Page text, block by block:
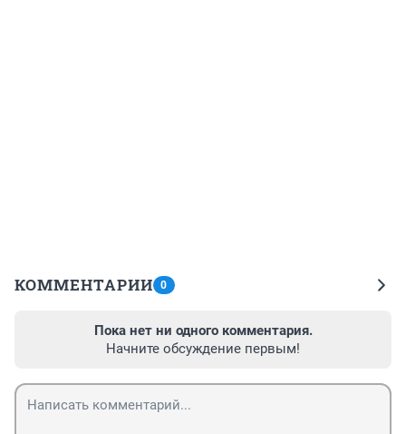
КОММЕНТАРИИ 0
Пока нет ни одного комментария.
Начните обсуждение первым!